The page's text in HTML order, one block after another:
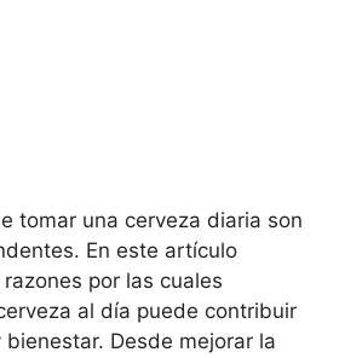
tomar una cerveza diaria son
En este artículo
por las cuales
al día puede contribuir
Desde mejorar la